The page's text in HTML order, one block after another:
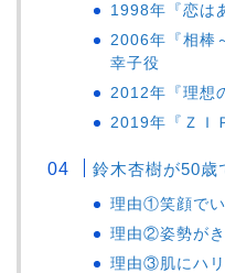
1998年『恋は
2006年『相棒
幸子役
2012年『理想
2019年『ＺＩ
鈴木杏樹が50歳
理由①笑顔で
理由②姿勢が
理由③肌にハ